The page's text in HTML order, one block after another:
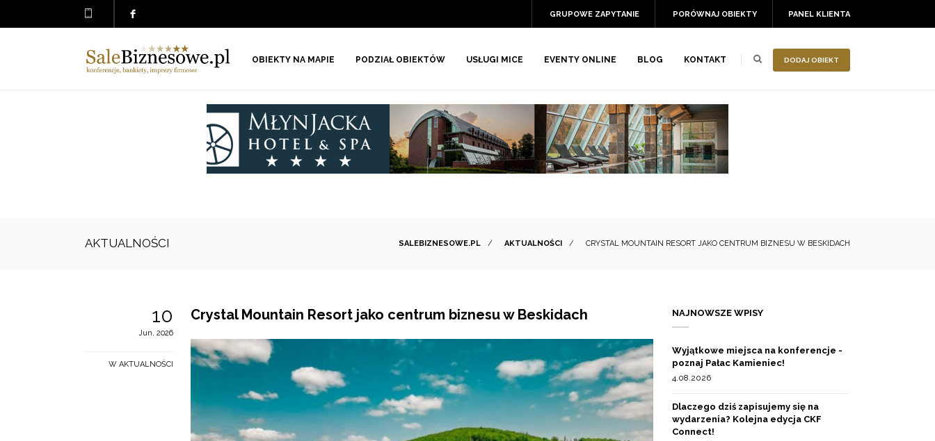
PANEL KLIENTA
PORÓWNAJ OBIEKTY
GRUPOWE ZAPYTANIE
DODAJ OBIEKT
OBIEKTY NA MAPIE PODZIAŁ OBIEKTÓW USŁUGI MICE EVENTY ONLINE BLOG KONTAKT
AKTUALNOŚCI SALEBIZNESOWE.PL / AKTUALNOŚCI / CRYSTAL MOUNTAIN RESORT JAKO CENTRUM BIZNESU W BESKIDACH
10
Jun, 2026
W AKTUALNOŚCI
Crystal Mountain Resort jako centrum biznesu w Beskidach NAJNOWSZE WPISY
Wyjątkowe miejsca na konferencje -
poznaj Pałac Kamieniec!
4.08.2026
Dlaczego dziś zapisujemy się na
wydarzenia? Kolejna edycja CKF
Connect!